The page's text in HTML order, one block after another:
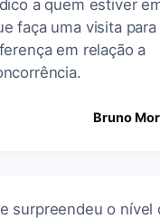
a quem estiver
faça uma visita
em relação a
Bruno
surpreendeu o nível